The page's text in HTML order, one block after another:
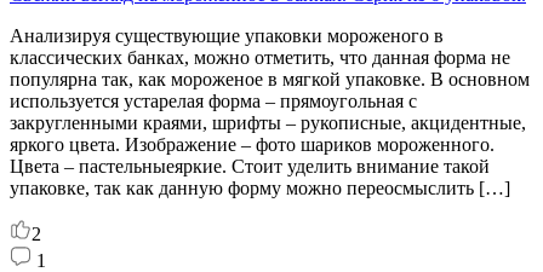
Анализируя существующие упаковки мороженого в
классических банках, можно отметить, что данная форма не
популярна так, как мороженое в мягкой упаковке. В основном
используется устарелая форма – прямоугольная с
закругленными краями, шрифты – рукописные, акцидентные,
яркого цвета. Изображение – фото шариков мороженного.
Цвета – пастельныеяркие. Стоит уделить внимание такой
упаковке, так как данную форму можно переосмыслить […]
2
1